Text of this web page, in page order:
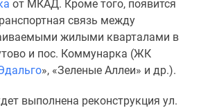
от МКАД. Кроме того, появится
связь между
жилыми кварталами в
и пос. Коммунарка (ЖК
», «Зеленые Аллеи» и др.).
выполнена реконструкция ул.